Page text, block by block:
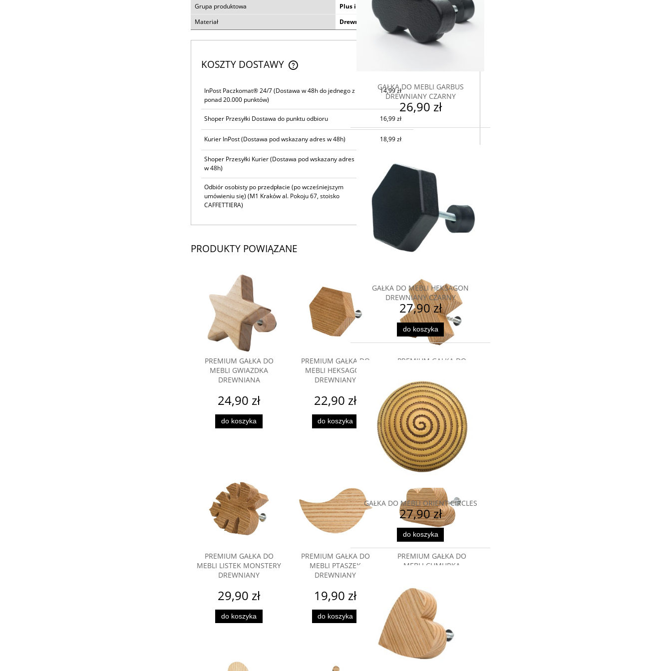
Grupa produktowa
Plus i Minus
Materiał
Drewno
KOSZTY DOSTAWY
CENA NIE ZAWIERA EWENTUALNYCH
InPost Paczkomat® 24/7(Dostawa w 48h do jednego z
ponad 20.000 punktów)
14,99 zł
Shoper Przesyłki Dostawa do punktu odbioru 16,99 zł
Kurier InPost(Dostawa pod wskazany adres w 48h) 18,99 zł
Shoper Przesyłki Kurier(Dostawa pod wskazany adres
w 48h)
Odbiór osobisty po przedpłacie (po wcześniejszym
umówieniu się) (M1 Kraków al. Pokoju 67, stoisko
CAFFETTIERA)
PRODUKTY POWIĄZANE
PREMIUM GAŁKA DO
MEBLI GWIAZDKA
DREWNIANA
24,90 zł
do koszyka
PREMIUM GAŁKA DO
MEBLI HEKSAGON
DREWNIANY
22,90 zł
do koszyka
PREMIUM GAŁKA DO
DREWNIANY
26,90 zł
powiadom o
dostępności
PREMIUM GAŁKA DO
MEBLI LISTEK MONSTERY
DREWNIANY
29,90 zł
do koszyka
PREMIUM GAŁKA DO
MEBLI PTASZEK
DREWNIANY
19,90 zł
do koszyka
PREMIUM GAŁKA DO
MEBLI CHMURKA
24,90 zł
do koszyka
GAŁKA DO MEBLI GARBUS
DREWNIANY CZARNY
26,90 zł
GAŁKA DO MEBLI HEKSAGON
DREWNIANY CZARNY
27,90 zł
do koszyka
GAŁKA DO MEBLI ORIENT CIRCLES
27,90 zł
do koszyka